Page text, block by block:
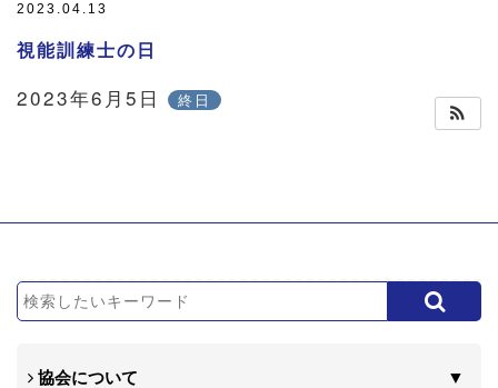
2023.04.13
視能訓練士の日
2023年6月5日 終日
協会について